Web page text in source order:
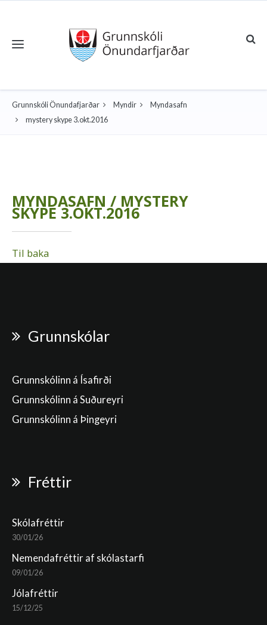
Toggle navigation
Grunnskóli Önundafjarðar Myndir
Myndasafn
mystery skype 3.okt.2016
MYNDASAFN / MYSTERY
SKYPE 3.OKT.2016
Til baka
Grunnskólar
Grunnskólinn á Ísafirði
Grunnskólinn á Suðureyri
Grunnskólinn á Þingeyri
Fréttir
Skólafréttir
30/01/26
Nemendafréttir af skólastarfi
09/01/26
Jólafréttir
15/12/25